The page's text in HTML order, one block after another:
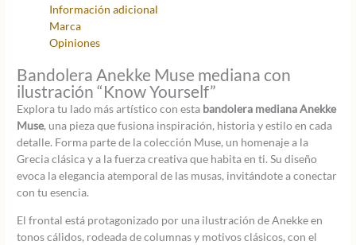
Información adicional
Marca
Opiniones
Bandolera Anekke Muse mediana con
ilustración “Know Yourself”
Explora tu lado más artístico con esta bandolera mediana Anekke
Muse, una pieza que fusiona inspiración, historia y estilo en cada
detalle. Forma parte de la colección Muse, un homenaje a la
Grecia clásica y a la fuerza creativa que habita en ti. Su diseño
evoca la elegancia atemporal de las musas, invitándote a conectar
con tu esencia.
El frontal está protagonizado por una ilustración de Anekke en
tonos cálidos, rodeada de columnas y motivos clásicos, con el